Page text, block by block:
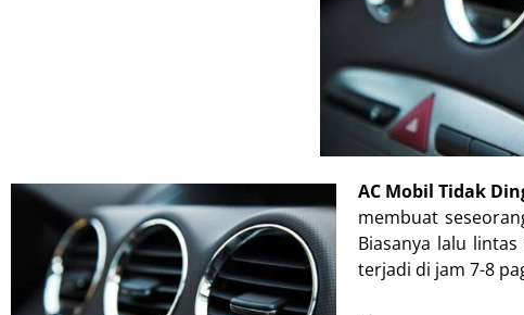
AC Mobil Tidak
membuat
Biasanya lalu
terjadi di jam 7-8